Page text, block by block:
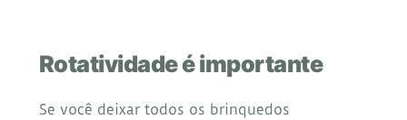
Rotatividade é importante
Se você deixar todos os brinquedos